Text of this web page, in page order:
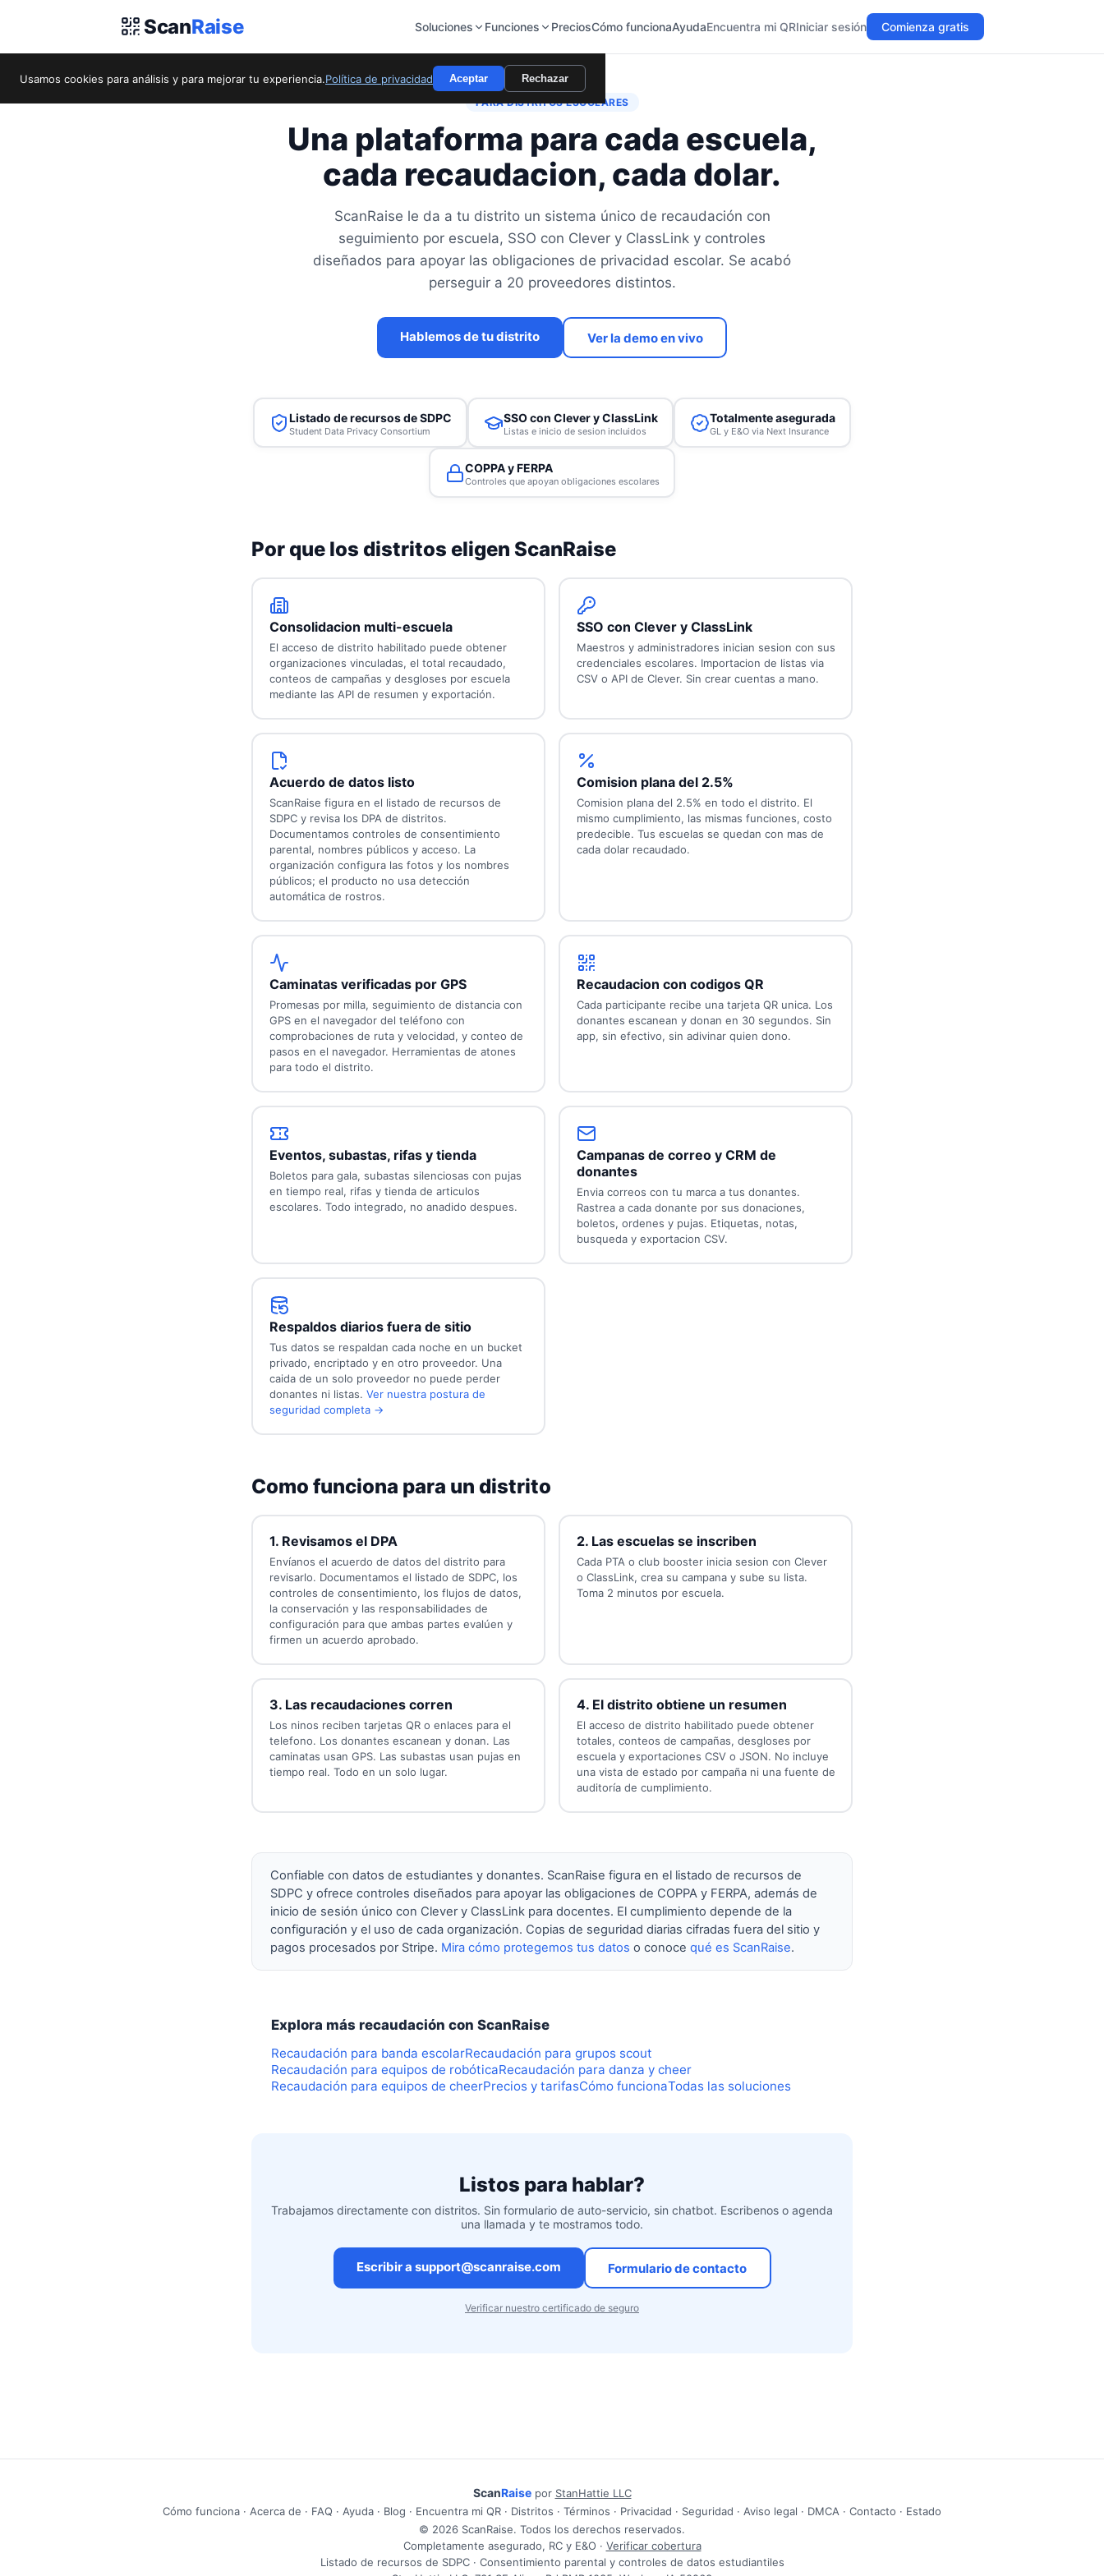
ScanRaise Soluciones Funciones PreciosCómo funcionaAyudaEncuentra mi QRIniciar sesión Comienza gratis
Usamos cookies para análisis y para mejorar tu experiencia.Política de privacidad Aceptar
Rechazar
PARA DISTRITOS ESCOLARES
Una plataforma para cada escuela,
cada recaudacion, cada dolar.
ScanRaise le da a tu distrito un sistema único de recaudación con
seguimiento por escuela, SSO con Clever y ClassLink y controles
diseñados para apoyar las obligaciones de privacidad escolar. Se acabó
perseguir a 20 proveedores distintos.
Hablemos de tu distrito Ver la demo en vivo
Listado de recursos de SDPC
Student Data Privacy Consortium
SSO con Clever y ClassLink
Listas e inicio de sesion incluidos
Totalmente asegurada
GL y E&O via Next Insurance
COPPA y FERPA
Controles que apoyan obligaciones escolares
Por que los distritos eligen ScanRaise
Consolidacion multi-escuela
El acceso de distrito habilitado puede obtener
organizaciones vinculadas, el total recaudado,
conteos de campañas y desgloses por escuela
mediante las API de resumen y exportación.
SSO con Clever y ClassLink
Maestros y administradores inician sesion con sus
credenciales escolares. Importacion de listas via
CSV o API de Clever. Sin crear cuentas a mano.
Acuerdo de datos listo
ScanRaise figura en el listado de recursos de
SDPC y revisa los DPA de distritos.
Documentamos controles de consentimiento
parental, nombres públicos y acceso. La
organización configura las fotos y los nombres
públicos; el producto no usa detección
automática de rostros.
Comision plana del 2.5%
Comision plana del 2.5% en todo el distrito. El
mismo cumplimiento, las mismas funciones, costo
predecible. Tus escuelas se quedan con mas de
cada dolar recaudado.
Caminatas verificadas por GPS
Promesas por milla, seguimiento de distancia con
GPS en el navegador del teléfono con
comprobaciones de ruta y velocidad, y conteo de
pasos en el navegador. Herramientas de atones
para todo el distrito.
Recaudacion con codigos QR
Cada participante recibe una tarjeta QR unica. Los
donantes escanean y donan en 30 segundos. Sin
app, sin efectivo, sin adivinar quien dono.
Eventos, subastas, rifas y tienda
Boletos para gala, subastas silenciosas con pujas
en tiempo real, rifas y tienda de articulos
escolares. Todo integrado, no anadido despues.
Campanas de correo y CRM de
donantes
Envia correos con tu marca a tus donantes.
Rastrea a cada donante por sus donaciones,
boletos, ordenes y pujas. Etiquetas, notas,
busqueda y exportacion CSV.
Respaldos diarios fuera de sitio
Tus datos se respaldan cada noche en un bucket
privado, encriptado y en otro proveedor. Una
caida de un solo proveedor no puede perder
donantes ni listas. Ver nuestra postura de
seguridad completa →
Como funciona para un distrito
1. Revisamos el DPA
Envíanos el acuerdo de datos del distrito para
revisarlo. Documentamos el listado de SDPC, los
controles de consentimiento, los flujos de datos,
la conservación y las responsabilidades de
configuración para que ambas partes evalúen y
firmen un acuerdo aprobado.
2. Las escuelas se inscriben
Cada PTA o club booster inicia sesion con Clever
o ClassLink, crea su campana y sube su lista.
Toma 2 minutos por escuela.
3. Las recaudaciones corren
Los ninos reciben tarjetas QR o enlaces para el
telefono. Los donantes escanean y donan. Las
caminatas usan GPS. Las subastas usan pujas en
tiempo real. Todo en un solo lugar.
4. El distrito obtiene un resumen
El acceso de distrito habilitado puede obtener
totales, conteos de campañas, desgloses por
escuela y exportaciones CSV o JSON. No incluye
una vista de estado por campaña ni una fuente de
auditoría de cumplimiento.
Confiable con datos de estudiantes y donantes. ScanRaise figura en el listado de recursos de
SDPC y ofrece controles diseñados para apoyar las obligaciones de COPPA y FERPA, además de
inicio de sesión único con Clever y ClassLink para docentes. El cumplimiento depende de la
configuración y el uso de cada organización. Copias de seguridad diarias cifradas fuera del sitio y
pagos procesados por Stripe. Mira cómo protegemos tus datos o conoce qué es ScanRaise.
Explora más recaudación con ScanRaise
Recaudación para banda escolarRecaudación para grupos scout
Recaudación para equipos de robóticaRecaudación para danza y cheer
Recaudación para equipos de cheerPrecios y tarifasCómo funcionaTodas las soluciones
Listos para hablar?
Trabajamos directamente con distritos. Sin formulario de auto-servicio, sin chatbot. Escribenos o agenda
una llamada y te mostramos todo.
Escribir a support@scanraise.com Formulario de contacto
Verificar nuestro certificado de seguro
ScanRaisepor StanHattie LLC
Cómo funciona · Acerca de · FAQ · Ayuda · Blog · Encuentra mi QR · Distritos · Términos · Privacidad · Seguridad · Aviso legal · DMCA · Contacto · Estado
© 2026 ScanRaise. Todos los derechos reservados.
Completamente asegurado, RC y E&O · Verificar cobertura
Listado de recursos de SDPC · Consentimiento parental y controles de datos estudiantiles